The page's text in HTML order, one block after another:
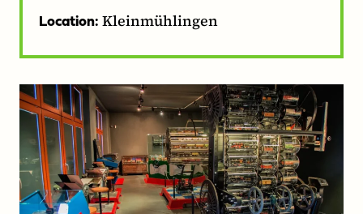
Location: Kleinmühlingen